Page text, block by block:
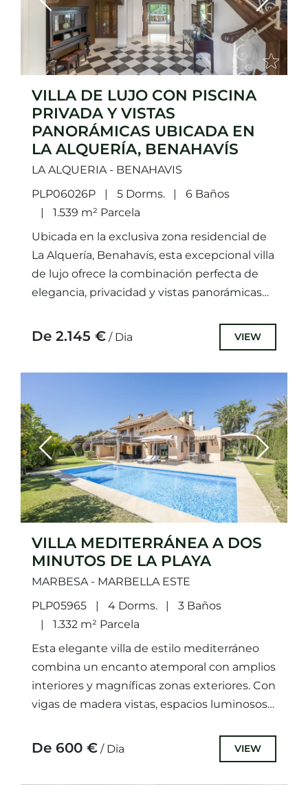
Previous Next
VILLA DE LUJO CON PISCINA
PRIVADA Y VISTAS
PANORÁMICAS UBICADA EN
LA ALQUERÍA, BENAHAVÍS
LA ALQUERIA - BENAHAVIS
PLP06026P
5 Dorms.
6 Baños
1.539 m² Parcela
Ubicada en la exclusiva zona residencial de
La Alquería, Benahavís, esta excepcional villa
de lujo ofrece la combinación perfecta de
elegancia, privacidad y vistas panorámicas
De 2.145 € / Dia VIEW
Previous Next
VILLA MEDITERRÁNEA A DOS
MINUTOS DE LA PLAYA
MARBESA - MARBELLA ESTE
PLP05965
4 Dorms.
3 Baños
1.332 m² Parcela
Esta elegante villa de estilo mediterráneo
combina un encanto atemporal con amplios
interiores y magníficas zonas exteriores. Con
vigas de madera vistas, espacios luminosos y
De 600 € / Dia VIEW